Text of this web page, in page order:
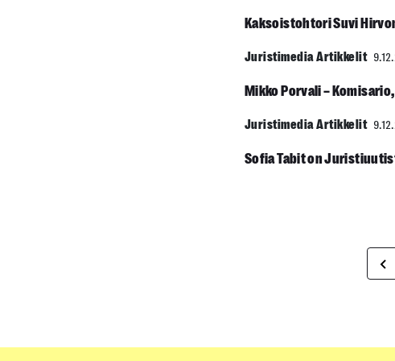
Kaksoistohtori Suvi
Juristimedia Artikkelit
Mikko Porvali –
Juristimedia Artikkelit
Sofia Tabit on